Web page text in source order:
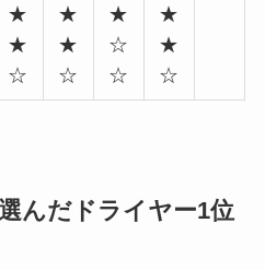
★
★
☆
★
★
☆
★
☆
☆
★
★
☆
んだドライヤー1位